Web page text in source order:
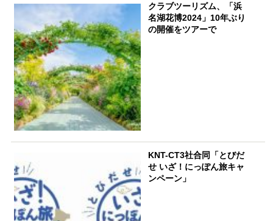
クラブツーリズム、「浜
名湖花博2024」10年ぶり
の開催をツアーで
KNT-CT3社合同「とびだ
せ いざ！にっぽん旅キャ
ンペーン」